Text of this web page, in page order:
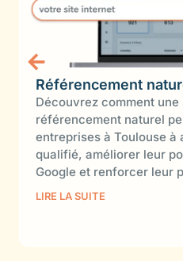
Référencement
Découvrez comment une
référencement naturel
entreprises à Toulouse
qualifié, améliorer leur
Google et renforcer leur
LIRE LA SUITE